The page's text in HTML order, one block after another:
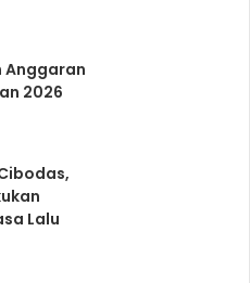
e
Anggaran
2026
Lalu